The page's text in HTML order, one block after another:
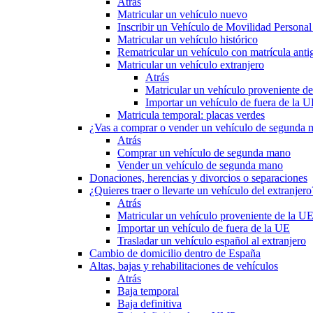
Matricular un vehículo nuevo
Inscribir un Vehículo de Movilidad
Matricular un vehículo histórico
Rematricular un vehículo con matrícula
Matricular un vehículo extranjero
Atrás
Matricular un vehículo proveniente
Importar un vehículo de fuera de la
Matricula temporal: placas verdes
¿Vas a comprar o vender un vehículo de segunda
Atrás
Comprar un vehículo de segunda mano
Vender un vehículo de segunda mano
Donaciones, herencias y divorcios o separaciones
¿Quieres traer o llevarte un vehículo del
Atrás
Matricular un vehículo proveniente de la UE
Importar un vehículo de fuera de la UE
Trasladar un vehículo español al extranjero
Cambio de domicilio dentro de España
Altas, bajas y rehabilitaciones de vehículos
Atrás
Baja temporal
Baja definitiva